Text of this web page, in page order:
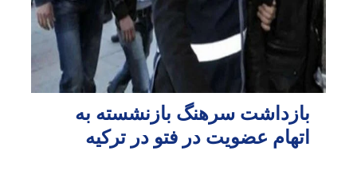
بازداشت سرهنگ بازنشسته به
اتهام عضویت در فتو در ترکیه